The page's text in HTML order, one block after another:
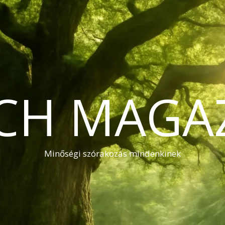
Minőségi szórakozás mindenkinek